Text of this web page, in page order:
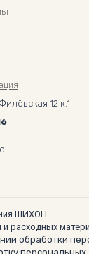
12 к.1
ШИХОН.
расходных
обработки